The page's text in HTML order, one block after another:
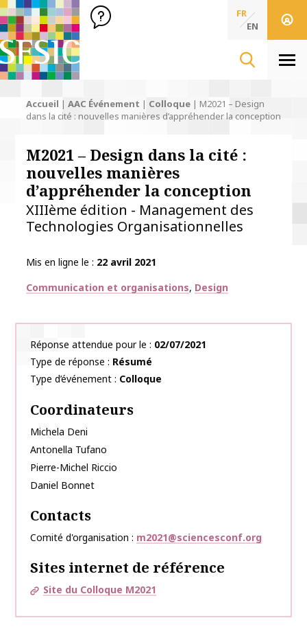
SFSIC Société Française des Sciences de l'Information & de
Société Française des Sciences
de l'Information
FR
EN
Accueil | AAC Événement | Colloque | M2021 – Design
dans la cité : nouvelles manières d’appréhender la conception
M2021 – Design dans la cité :
nouvelles manières
d’appréhender la conception
XIIIème édition - Management des
Technologies Organisationnelles
Mis en ligne le
22 avril 2021
Thématiques
Communication et organisations Design
Réponse attendue pour le
02/07/2021
Type de réponse
Résumé
Type d’événement
Colloque
Coordinateurs
Michela Deni
Antonella Tufano
Pierre-Michel Riccio
Daniel Bonnet
Contacts
Comité d'organisation m2021@sciencesconf.org
Sites internet de référence
Site du Colloque M2021